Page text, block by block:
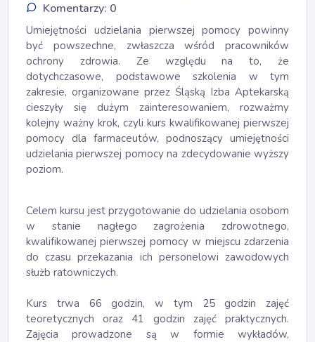
Komentarzy: 0
Umiejętności udzielania pierwszej pomocy powinny
być powszechne, zwłaszcza wśród pracowników
ochrony zdrowia. Ze względu na to, że
dotychczasowe, podstawowe szkolenia w tym
zakresie, organizowane przez Śląską Izba Aptekarską
cieszyły się dużym zainteresowaniem, rozważmy
kolejny ważny krok, czyli kurs kwalifikowanej pierwszej
pomocy dla farmaceutów, podnoszący umiejętności
udzielania pierwszej pomocy na zdecydowanie wyższy
poziom.
Celem kursu jest przygotowanie do udzielania osobom
w stanie nagłego zagrożenia zdrowotnego,
kwalifikowanej pierwszej pomocy w miejscu zdarzenia
do czasu przekazania ich personelowi zawodowych
służb ratowniczych.
Kurs trwa 66 godzin, w tym 25 godzin zajęć
teoretycznych oraz 41 godzin zajęć praktycznych.
Zajęcia prowadzone są w formie wykładów,